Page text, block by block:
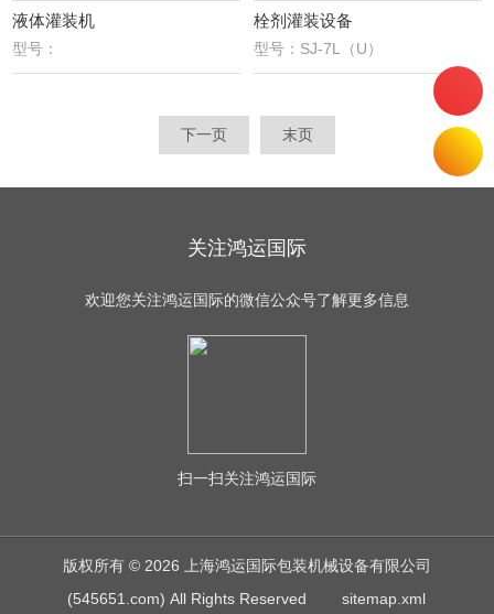
液体灌装机
型号：
栓剂灌装设备
型号：SJ-7L（U）
下一页 末页
关注鸿运国际
欢迎您关注鸿运国际的微信公众号了解更多信息
扫一扫关注鸿运国际
版权所有 © 2026 上海鸿运国际包装机械设备有限公司
(545651.com) All Rights Reservedsitemap.xml